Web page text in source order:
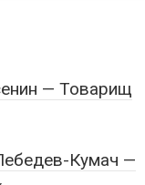
— Товарищ
Кумач —